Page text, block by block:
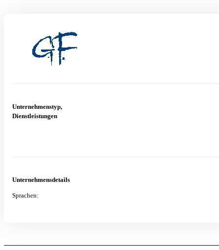
Unternehmenstyp,
Dienstleistungen
Unternehmensdetails
Sprachen: